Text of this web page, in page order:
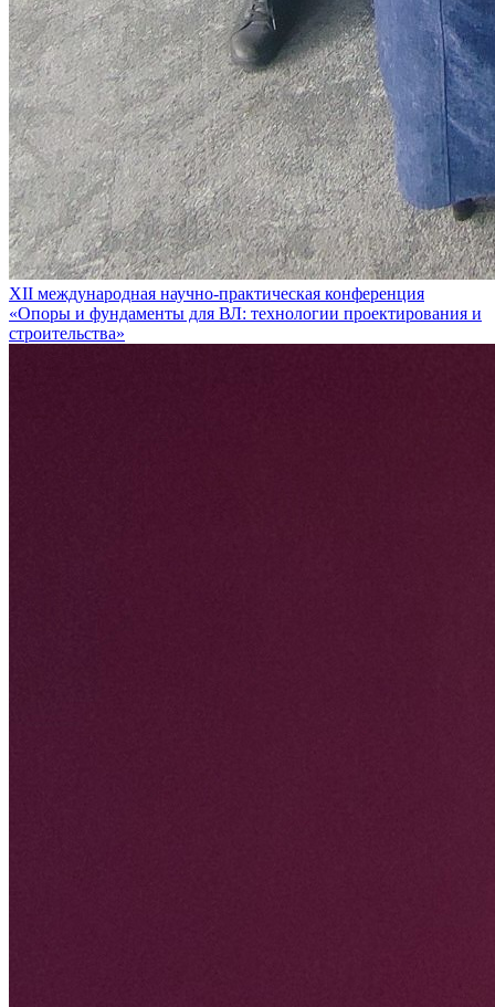
XII международная научно-практическая конференция
«Опоры и фундаменты для ВЛ: технологии проектирования и
строительства»